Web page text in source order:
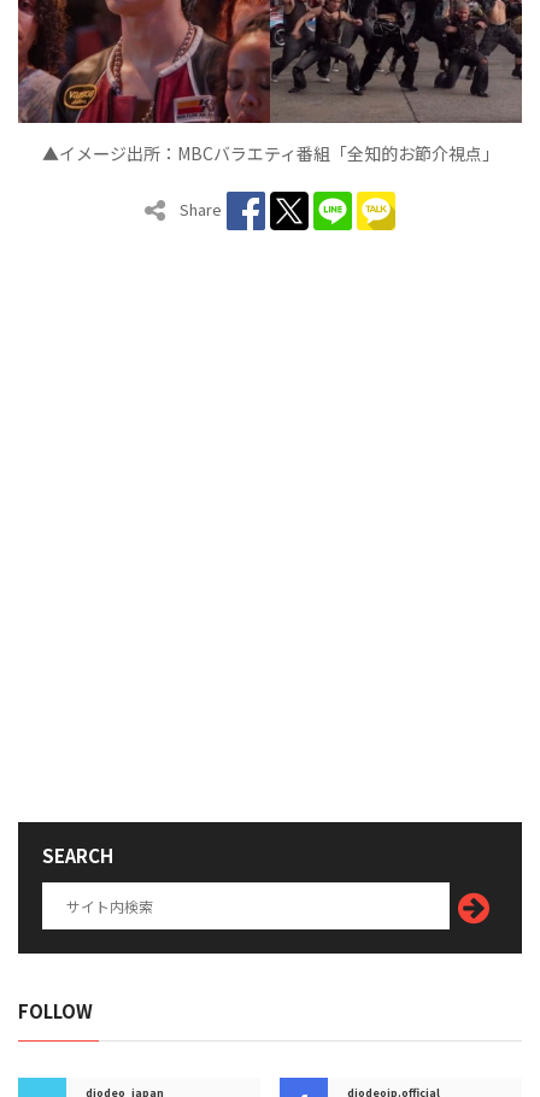
▲イメ ージ出所： MBCバラエティ番組「全知的お節介視点」
Share
SEARCH
FOLLOW
diodeo_japan diodeojp.official